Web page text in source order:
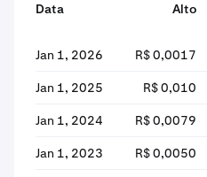
Data Alto
Jan 1, 2026 R$ 0,0017
Jan 1, 2025 R$ 0,010
Jan 1, 2024 R$ 0,0079
Jan 1, 2023 R$ 0,0050